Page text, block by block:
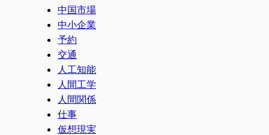
中国市場
中小企業
予約
交通
人工知能
人間工学
人間関係
仕事
仮想現実